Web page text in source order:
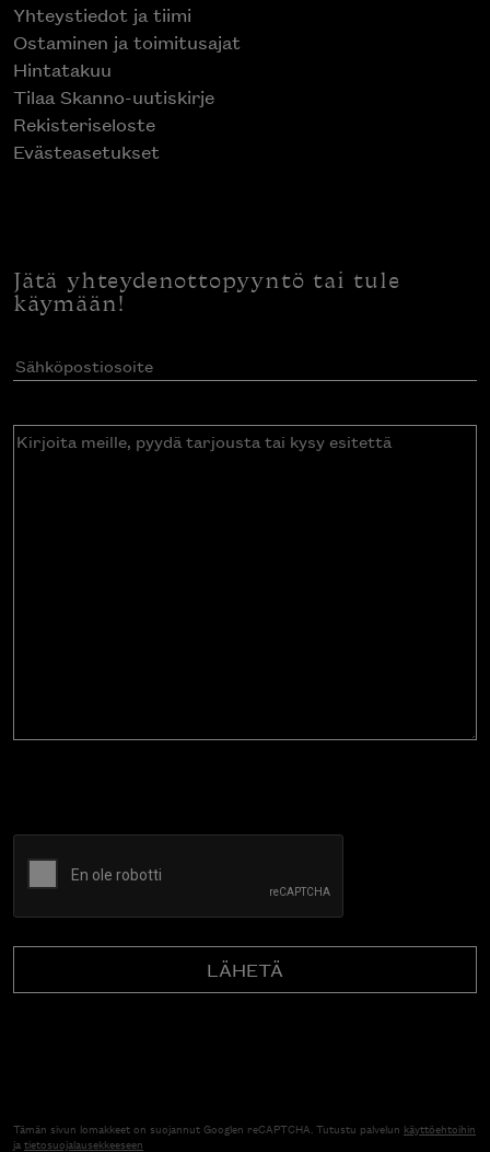
Yhteystiedot ja tiimi
Ostaminen ja toimitusajat
Hintatakuu
Tilaa Skanno-uutiskirje
Rekisteriseloste
Evästeasetukset
Jätä yhteydenottopyyntö tai tule
käymään!
Sähköpostiosoite(Pakollinen)
Kirjoita
Tämän sivun lomakkeet on suojannut Googlen reCAPTCHA. Tutustu palvelun käyttöehtoihin
jatietosuojalausekkeeseen